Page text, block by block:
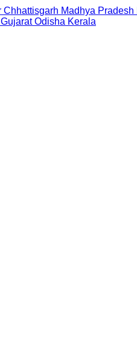
Chhattisgarh Madhya Pradesh
Gujarat Odisha Kerala